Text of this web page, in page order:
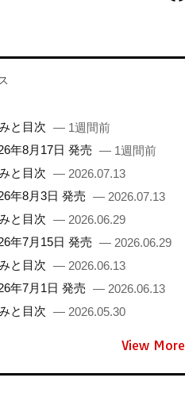
と目次 — 1週間前
年8月17日 発売 — 1週間前
と目次 — 2026.07.13
年8月3日 発売 — 2026.07.13
と目次 — 2026.06.29
年7月15日 発売 — 2026.06.29
と目次 — 2026.06.13
年7月1日 発売 — 2026.06.13
と目次 — 2026.05.30
View More